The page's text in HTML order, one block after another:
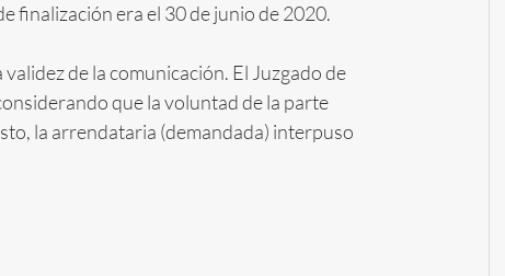
finalización era el 30 de junio de 2020.
de la comunicación. El Juzgado de
que la voluntad de la parte
la arrendataria (demandada) interpuso